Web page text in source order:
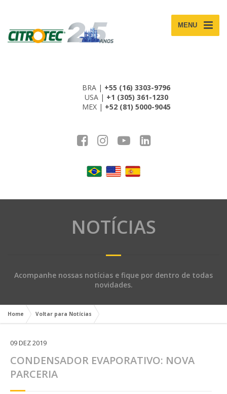
MENU
BRA | +55 (16) 3303-9796
USA | +1 (305) 361-1230
MEX | +52 (81) 5000-9045
NOTÍCIAS
Acompanhe nossas notícias e fique por dentro de todas
novidades.
Home Voltar para Notícias
09 DEZ 2019
CONDENSADOR EVAPORATIVO: NOVA
PARCERIA